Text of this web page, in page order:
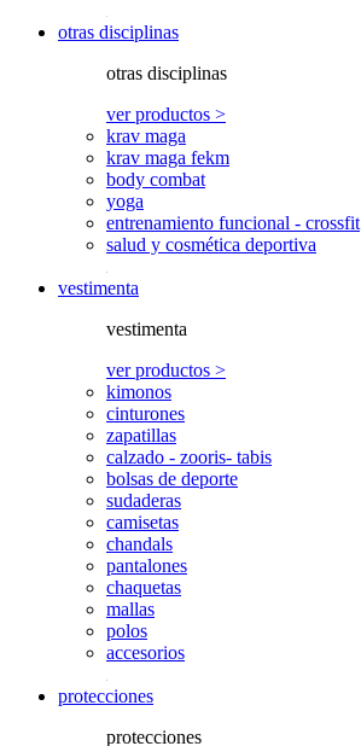
otras disciplinas
otras disciplinas
ver productos >
krav maga
krav maga fekm
body combat
yoga
entrenamiento funcional - crossfit
salud y cosmética deportiva
vestimenta
vestimenta
ver productos >
kimonos
cinturones
zapatillas
calzado - zooris- tabis
bolsas de deporte
sudaderas
camisetas
chandals
pantalones
chaquetas
mallas
polos
accesorios
protecciones
protecciones